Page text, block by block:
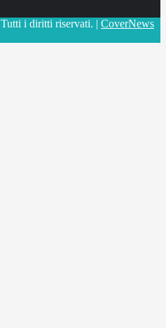
i diritti riservati. | CoverNews